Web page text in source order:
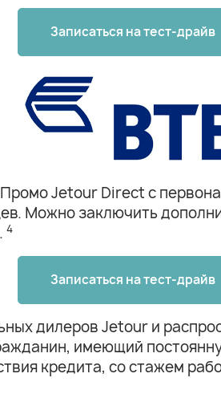
Записаться на тест-драйв
Jetour Direct с
Можно заключить
4
Записаться на тест-драйв
дилеров Jetour и
имеющий
кредита, со стажем